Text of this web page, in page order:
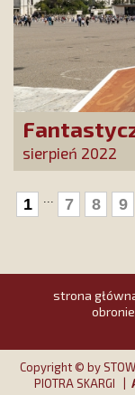
wezwanie
Maryi
sierpień 2022
1 ... 7 8 9
strona
Copyright © by
PIOTRA SKARGI |